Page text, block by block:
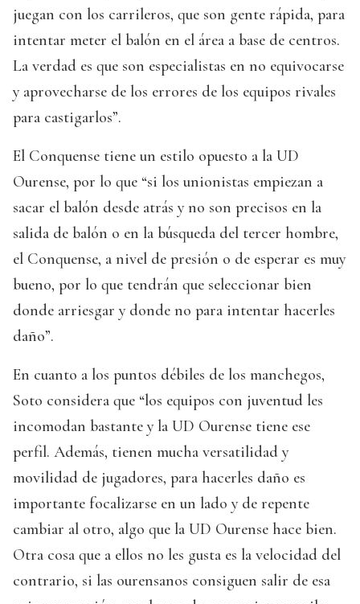
juegan con los carrileros, que son gente rápida, para
intentar meter el balón en el área a base de centros.
La verdad es que son especialistas en no equivocarse
y aprovecharse de los errores de los equipos rivales
para castigarlos”.
El Conquense tiene un estilo opuesto a la UD
Ourense, por lo que “si los unionistas empiezan a
sacar el balón desde atrás y no son precisos en la
salida de balón o en la búsqueda del tercer hombre,
el Conquense, a nivel de presión o de esperar es muy
bueno, por lo que tendrán que seleccionar bien
donde arriesgar y donde no para intentar hacerles
daño”.
En cuanto a los puntos débiles de los manchegos,
Soto considera que “los equipos con juventud les
incomodan bastante y la UD Ourense tiene ese
perfil. Además, tienen mucha versatilidad y
movilidad de jugadores, para hacerles daño es
importante focalizarse en un lado y de repente
cambiar al otro, algo que la UD Ourense hace bien.
Otra cosa que a ellos no les gusta es la velocidad del
contrario, si las ourensanos consiguen salir de esa